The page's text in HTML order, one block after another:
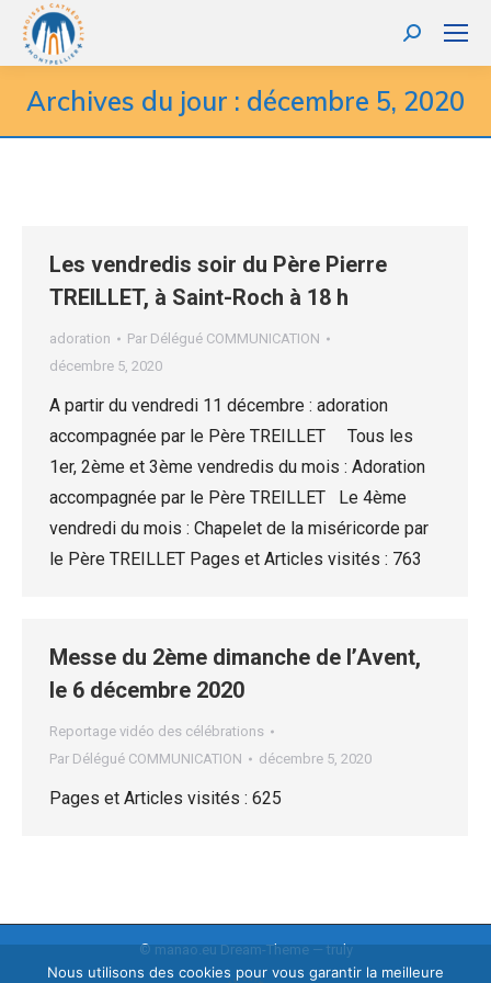
Recherche
:
Archives du jour : décembre 5, 2020
Les vendredis soir du Père Pierre
TREILLET, à Saint-Roch à 18 h
adoration Par Délégué COMMUNICATION
décembre 5, 2020
A partir du vendredi 11 décembre : adoration
accompagnée par le Père TREILLET Tous les
1er, 2ème et 3ème vendredis du mois : Adoration
accompagnée par le Père TREILLET Le 4ème
vendredi du mois : Chapelet de la miséricorde par
le Père TREILLET Pages et Articles visités : 763
Messe du 2ème dimanche de l’Avent,
le 6 décembre 2020
Reportage vidéo des célébrations
Par Délégué COMMUNICATION décembre 5, 2020
Pages et Articles visités : 625
© manao.eu Dream-Theme — truly
Nous utilisons des cookies pour vous garantir la meilleure